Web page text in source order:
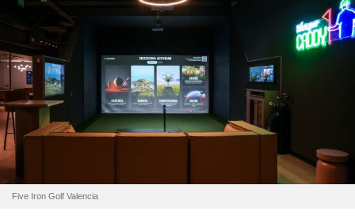
Five Iron Golf Valencia